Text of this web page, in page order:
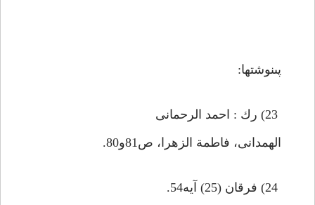
پى‏نوشتها:
الهمدانى، فاطمة الزهرا، ص81و80.